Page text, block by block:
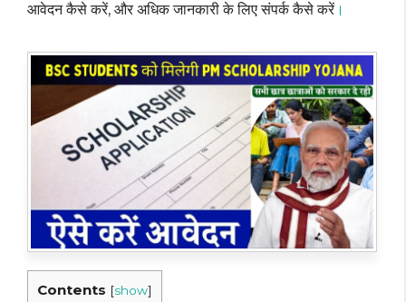
आवेदन कैसे करें, और अधिक जानकारी के लिए संपर्क कैसे करें ।
Contents [show]